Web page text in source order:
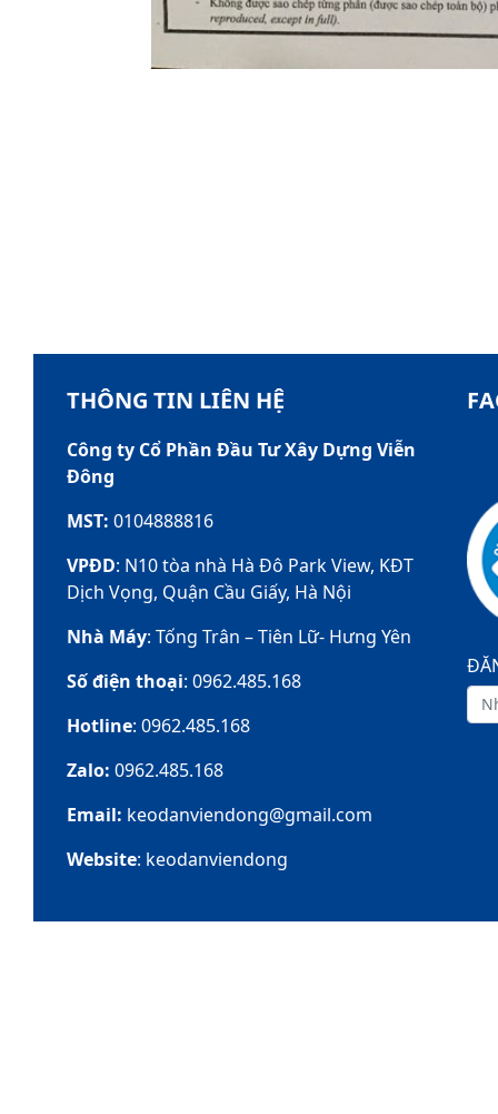
THÔNG TIN LIÊN HỆ
Công ty Cổ Phần Đầu Tư Xây Dựng Viễn
Đông
MST: 0104888816
VPĐD: N10 tòa nhà Hà Đô Park View, KĐT
Dịch Vọng, Quận Cầu Giấy, Hà Nội
Nhà Máy: Tống Trân – Tiên Lữ- Hưng Yên
Số điện thoại: 0962.485.168
Hotline: 0962.485.168
Zalo: 0962.485.168
Email: keodanviendong@gmail.com
Website: keodanviendong